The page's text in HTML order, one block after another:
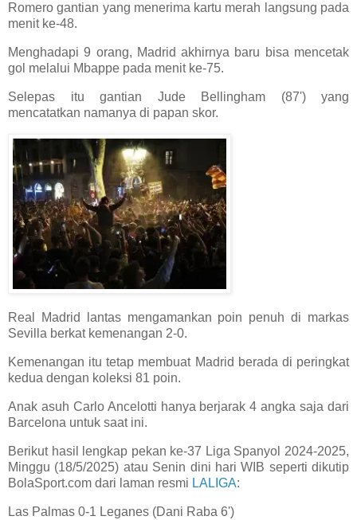
Romero gantian yang menerima kartu merah langsung pada
menit ke-48.
Menghadapi 9 orang, Madrid akhirnya baru bisa mencetak
gol melalui Mbappe pada menit ke-75.
Selepas itu gantian Jude Bellingham (87') yang
mencatatkan namanya di papan skor.
Real Madrid lantas mengamankan poin penuh di markas
Sevilla berkat kemenangan 2-0.
Kemenangan itu tetap membuat Madrid berada di peringkat
kedua dengan koleksi 81 poin.
Anak asuh Carlo Ancelotti hanya berjarak 4 angka saja dari
Barcelona untuk saat ini.
Berikut hasil lengkap pekan ke-37 Liga Spanyol 2024-2025,
Minggu (18/5/2025) atau Senin dini hari WIB seperti dikutip
BolaSport.com dari laman resmi LALIGA:
Las Palmas 0-1 Leganes (Dani Raba 6')